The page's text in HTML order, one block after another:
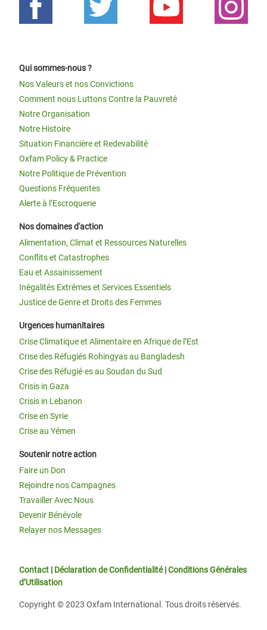
Qui sommes-nous ?
Nos Valeurs et nos Convictions
Comment nous Luttons Contre la Pauvreté
Notre Organisation
Notre Histoire
Situation Financière et Redevabilité
Oxfam Policy & Practice
Notre Politique de Prévention
Questions Fréquentes
Alerte à l’Escroquerie
Nos domaines d'action
Alimentation, Climat et Ressources Naturelles
Conflits et Catastrophes
Eau et Assainissement
Inégalités Extrêmes et Services Essentiels
Justice de Genre et Droits des Femmes
Urgences humanitaires
Crise Climatique et Alimentaire en Afrique de l’Est
Crise des Réfugiés Rohingyas au Bangladesh
Crise des Réfugié·es au Soudan du Sud
Crisis in Gaza
Crisis in Lebanon
Crise en Syrie
Crise au Yémen
Soutenir notre action
Faire un Don
Rejoindre nos Campagnes
Travailler Avec Nous
Devenir Bénévole
Relayer nos Messages
Contact | Déclaration de Confidentialité|Conditions Générales
d’Utilisation
Copyright © 2023 Oxfam International. Tous droits réservés.